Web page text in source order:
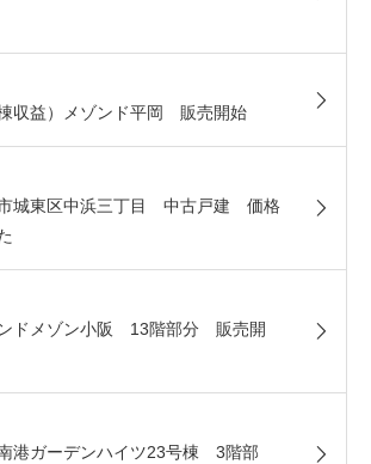
収益）メゾンド平岡 販売開始
城東区中浜三丁目 中古戸建 価格
ドメゾン小阪 13階部分 販売開
港ガーデンハイツ23号棟 3階部